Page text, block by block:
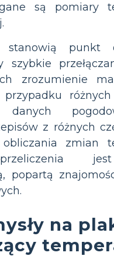
są pomiary
punkt
szybkie
zrozumienie
danych
z różnych
obliczania zmian
popartą
na